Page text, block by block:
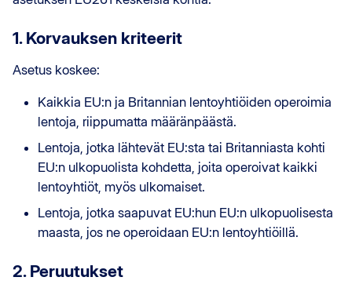
1. Korvauksen kriteerit
Asetus koskee:
Kaikkia EU:n ja Britannian lentoyhtiöiden operoimia
lentoja, riippumatta määränpäästä.
Lentoja, jotka lähtevät EU:sta tai Britanniasta kohti
EU:n ulkopuolista kohdetta, joita operoivat kaikki
lentoyhtiöt, myös ulkomaiset.
Lentoja, jotka saapuvat EU:hun EU:n ulkopuolisesta
maasta, jos ne operoidaan EU:n lentoyhtiöillä.
2. Peruutukset